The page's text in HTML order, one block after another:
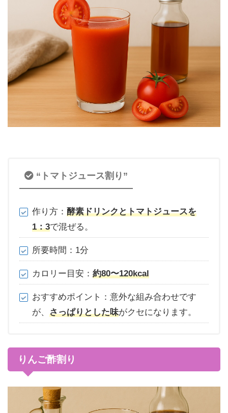
“トマトジュース割り”
作り方： 酵素ドリンクとトマトジュースを
1：3で混ぜる。
所要時間：1分
カロリー目安： 約80〜120kcal
おすすめポイント：意外な組み合わせです
が、 さっぱりとした味がクセになります。
りんご酢割り